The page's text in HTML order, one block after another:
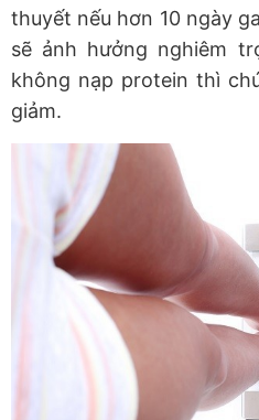
thuyết nếu hơn 10 ngày
sẽ ảnh hưởng nghiêm
không nạp protein thì
giảm.